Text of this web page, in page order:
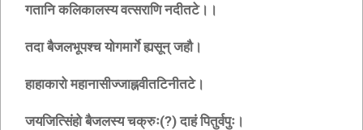
गतानि कलिकालस्य वत्सराणि नदीतटे।।
तदा बैजलभूपश्च योगमार्गे ह्यसून् जहौ।
हाहाकारो महानासीज्जाह्नवीतटिनीतटे।
जयजित्सिंहो बैजलस्य चक्रुः(?) दाहं पितुर्वपुः।